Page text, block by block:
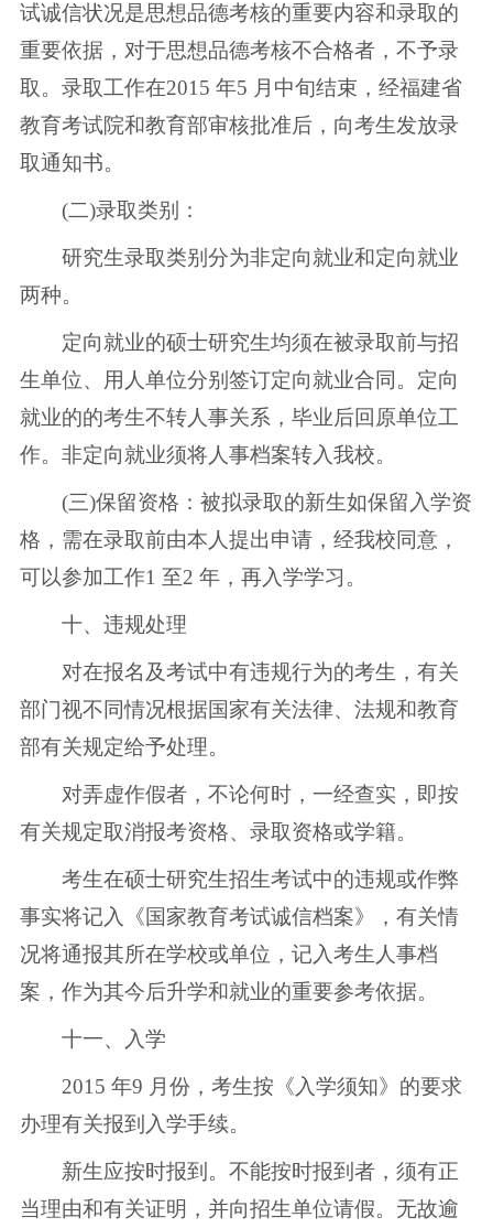
试诚信状况是思想品德考核的重要内容和录取的
重要依据，对于思想品德考核不合格者，不予录
取。录取工作在2015 年5 月中旬结束，经福建省
教育考试院和教育部审核批准后，向考生发放录
取通知书。
(二)录取类别：
研究生录取类别分为非定向就业和定向就业
两种。
定向就业的硕士研究生均须在被录取前与招
生单位、用人单位分别签订定向就业合同。定向
就业的的考生不转人事关系，毕业后回原单位工
作。非定向就业须将人事档案转入我校。
(三)保留资格：被拟录取的新生如保留入学资
格，需在录取前由本人提出申请，经我校同意，
可以参加工作1 至2 年，再入学学习。
十、违规处理
对在报名及考试中有违规行为的考生，有关
部门视不同情况根据国家有关法律、法规和教育
部有关规定给予处理。
对弄虚作假者，不论何时，一经查实，即按
有关规定取消报考资格、录取资格或学籍。
考生在硕士研究生招生考试中的违规或作弊
事实将记入《国家教育考试诚信档案》，有关情
况将通报其所在学校或单位，记入考生人事档
案，作为其今后升学和就业的重要参考依据。
十一、入学
2015 年9 月份，考生按《入学须知》的要求
办理有关报到入学手续。
新生应按时报到。不能按时报到者，须有正
当理由和有关证明，并向招生单位请假。无故逾